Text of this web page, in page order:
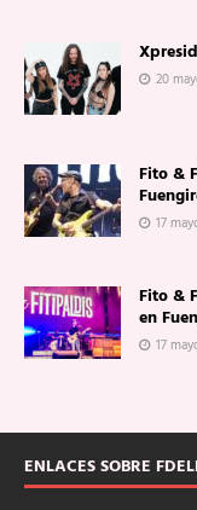
20
Fito &
17
Fito &
en
17
ENLACES SOBRE